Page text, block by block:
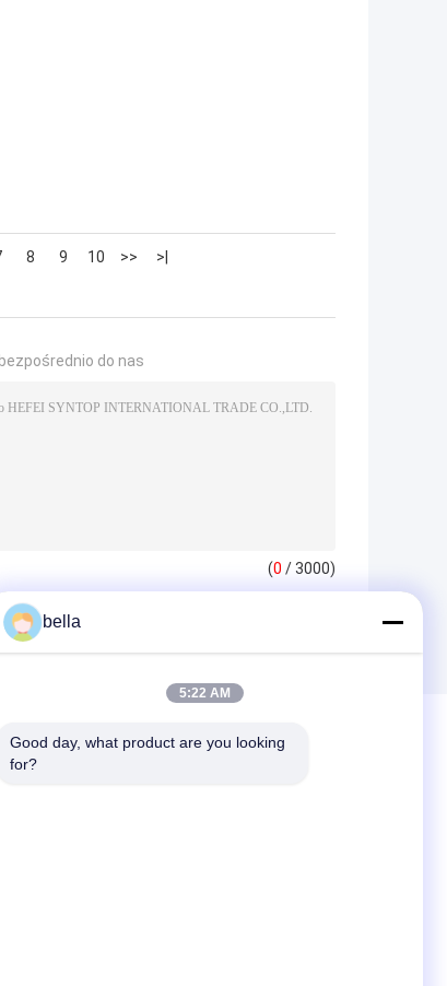
8 9 10 >> >|
do nas
(0 / 3000)
bella
5:22 AM
Good day, what product are you looking
for?